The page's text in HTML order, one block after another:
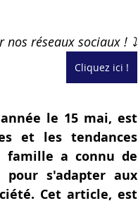
nos réseaux sociaux ! ⤵️
Cliquez ici !
le 15 mai, est
et les tendances
famille a connu de
pour s'adapter aux
Cet article, est